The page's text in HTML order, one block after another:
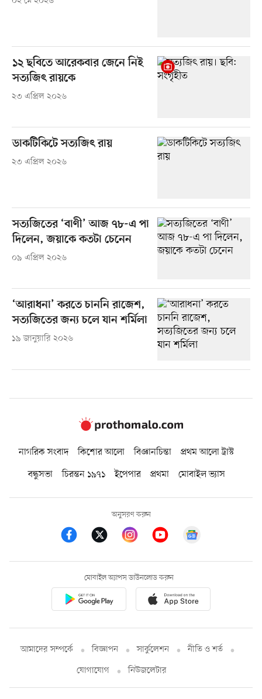
১২ ছবিতে আরেকবার জেনে নিই
সত্যজিৎ রায়কে
২৩ এপ্রিল ২০২৬
ডাকটিকিটে সত্যজিৎ রায়
২৩ এপ্রিল ২০২৬
সত্যজিতের ‘বাণী’ আজ ৭৮-এ পা
দিলেন, জয়াকে কতটা চেনেন
০৯ এপ্রিল ২০২৬
‘আরাধনা’ করতে চাননি রাজেশ,
সত্যজিতের জন্য চলে যান শর্মিলা
১৯ জানুয়ারি ২০২৬
নাগরিক সংবাদ কিশোর আলো বিজ্ঞানচিন্তা
প্রথম আলো ট্রাস্ট
বন্ধুসভা
চিরন্তন ১৯৭১ ইপেপার প্রথমা মোবাইল ভ্যাস
অনুসরণ করুন
মোবাইল অ্যাপস ডাউনলোড করুন
আমাদের সম্পর্কে বিজ্ঞাপন সার্কুলেশন
নীতি ও শর্ত
যোগাযোগ
নিউজলেটার